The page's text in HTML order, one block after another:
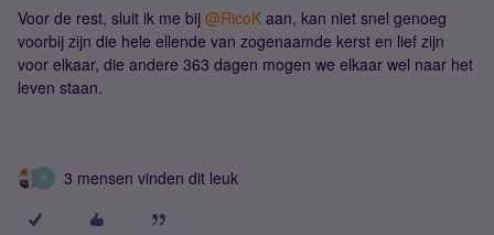
Voor de rest, sluit ik me bij @RicoK aan, kan niet snel genoeg
voorbij zijn die hele ellende van zogenaamde kerst en lief zijn
voor elkaar, die andere 363 dagen mogen we elkaar wel naar het
leven staan.
R 3 mensen vinden dit leuk